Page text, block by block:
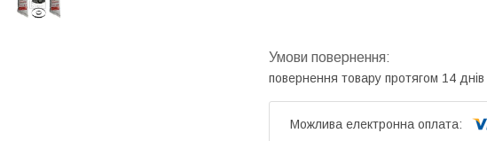
повернення товару протягом 14 днів